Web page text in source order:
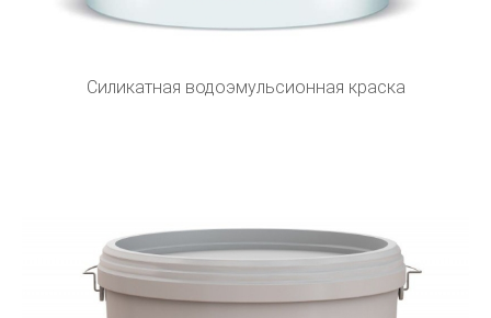
Силикатная водоэмульсионная краска